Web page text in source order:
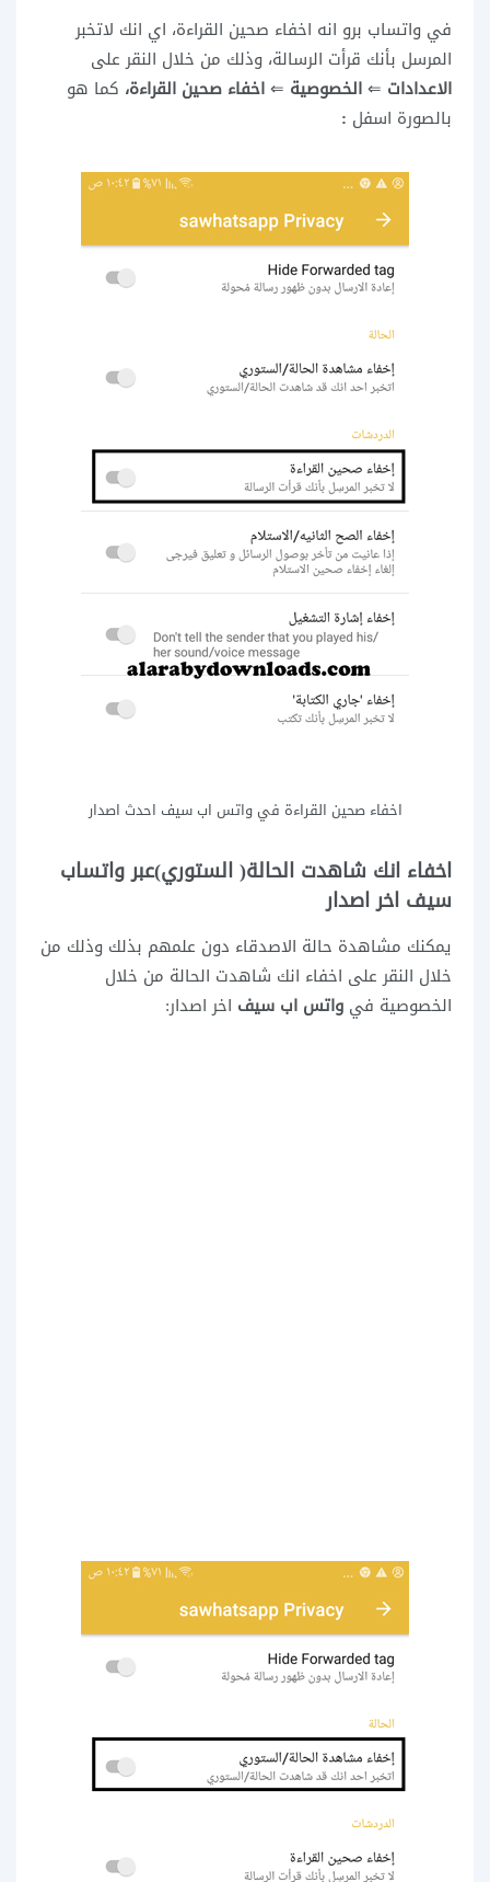
في واتساب برو انه اخفاء صحين القراءة، اي انك لاتخبر
المرسل بأنك قرأت الرسالة، وذلك من خلال النقر على
الاعدادات ⇐الخصوصية ⇐اخفاء صحين القراءة، كما هو
بالصورة اسفل :
اخفاء صحين القراءة في واتس اب سيف احدث اصدار
اخفاء انك شاهدت الحالة( الستوري)عبر واتساب
سيف اخر اصدار
يمكنك مشاهدة حالة الاصدقاء دون علمهم بذلك وذلك من
خلال النقر على اخفاء انك شاهدت الحالة من خلال
الخصوصية في واتس اب سيف اخر اصدار: